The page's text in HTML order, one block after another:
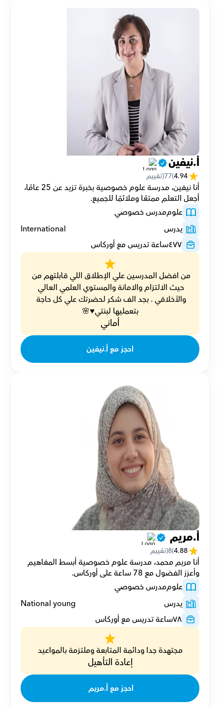
أ.نيفين
4.94
(
77(تقييم
أجعل التعلم ممتعًا وملائمًا للجميع.
علوممدرس خصوصي
يدرس
International
٤٧٧ساعة تدريس مع أوركاس
بتعمليها لبنتي♥️🌸
أماني
احجز مع أ.نيفين
أ.مريم
4.88
(
8(تقييم
وأعزز الفضول مع 78 ساعة على أوركاس.
علوممدرس خصوصي
يدرس
National young
٧٨ساعة تدريس مع أوركاس
مجتهدة جدا ودائمة المتابعة وملتزمة بالمواعيد
إعادة التأهيل
احجز مع أ.مريم